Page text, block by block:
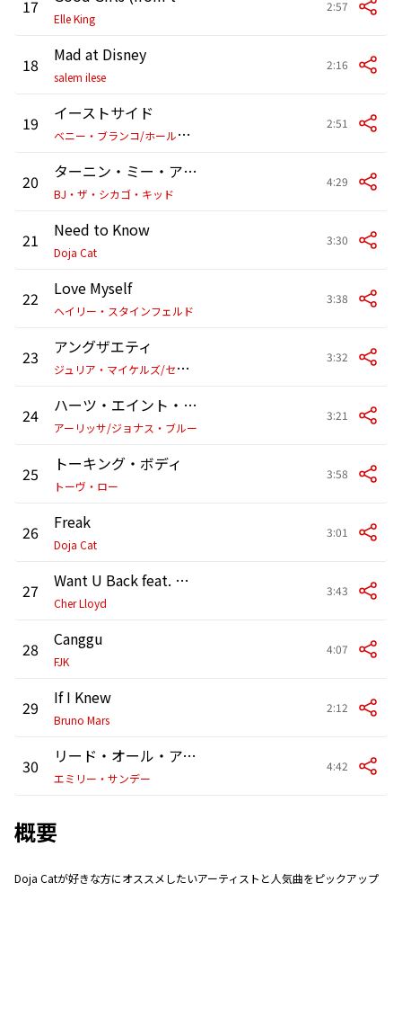
17
Elle King
2:57
18 Mad at Disney
salem ilese
2:16
19
イーストサイド
ベ
ニー・ブランコ/ホールジー/カリード
2:51
20 ターニン・ミー・アップ
BJ・ザ・シカゴ・キッド
4:29
21 Need to Know
Doja Cat
3:30
22 Love Myself
ヘイリー・スタインフェルド
3:38
23
アングザエティ
ジ
ュリア・マイケルズ/セレーナ・ゴメス
3:32
24 ハーツ・エイント・ゴナ・ライ
アーリッサ/ジョナス・ブルー
3:21
25 トーキング・ボディ
トーヴ・ロー
3:58
26 Freak
Doja Cat
3:01
27 Want U Back feat. Snoop Dogg
Cher Lloyd
3:43
28 Canggu
FJK
4:07
29 If I Knew
Bruno Mars
2:12
30 リード・オール・アバウト・イット パートⅢ
エミリー・サンデー
4:42
概要
Doja Catが好きな方にオススメしたいアーティストと人気曲をピックアップ